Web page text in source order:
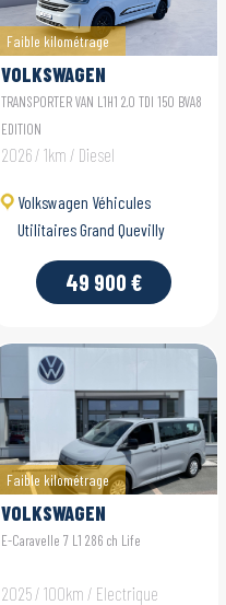
Faible kilométrage
VOLKSWAGEN
UTILITAIRES
TRANSPORTER VAN
TRANSPORTER VAN L1H1 2.0 TDI 150 BVA8
EDITION
2026 / 1km / Diesel
Volkswagen Véhicules
Utilitaires Grand Quevilly
49 900 €
Faible kilométrage
VOLKSWAGEN
UTILITAIRES E-
E-Caravelle 7 L1 286 ch Life
2025 / 100km / Electrique